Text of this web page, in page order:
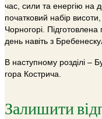
час, сили та енергію на
початковий набір
Чорногорі.
день навіть з
В наступному розділі –
гора Кострича.
Залишити